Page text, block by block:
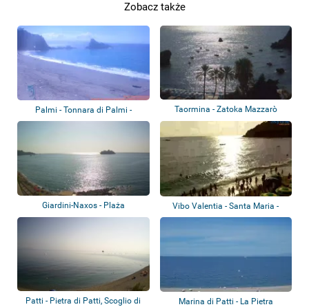
Zobacz także
Palmi - Tonnara di Palmi -
Scoglio dell'...
Taormina - Zatoka Mazzarò
Giardini-Naxos - Plaża
Vibo Valentia - Santa Maria -
Capo Vatic...
Patti - Pietra di Patti, Scoglio di
Marina di Patti - La Pietra